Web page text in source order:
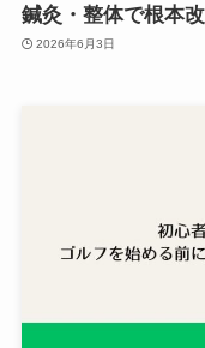
鍼灸・整体で根本
2026年6月3日